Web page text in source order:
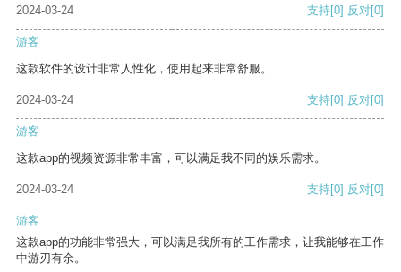
2024-03-24 支持[0] 反对[0]
游客
这款软件的设计非常人性化，使用起来非常舒服。
2024-03-24 支持[0] 反对[0]
游客
这款app的视频资源非常丰富，可以满足我不同的娱乐需求。
2024-03-24 支持[0] 反对[0]
游客
这款app的功能非常强大，可以满足我所有的工作需求，让我能够在工作
中游刃有余。